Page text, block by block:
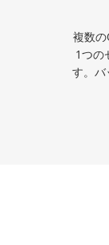
複数
1つの
す。バ